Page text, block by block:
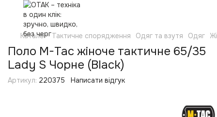
Каталог Тактичне спорядження Одяг та взутя Одяг
Поло M-Tac жіноче тактичне 65/35
Lady S Чорне (Black)
Артикул: 220375 Написати відгук